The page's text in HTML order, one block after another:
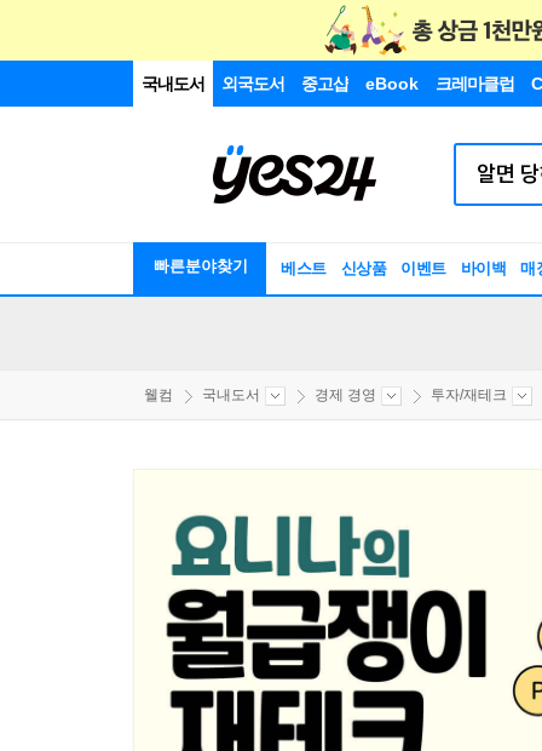
국내도서 외국도서 중고샵 eBook 크레마클럽
빠른분야찾기 베스트 신상품 이벤트 바이백 매
웰컴 국내도서 경제 경영 투자/재테크